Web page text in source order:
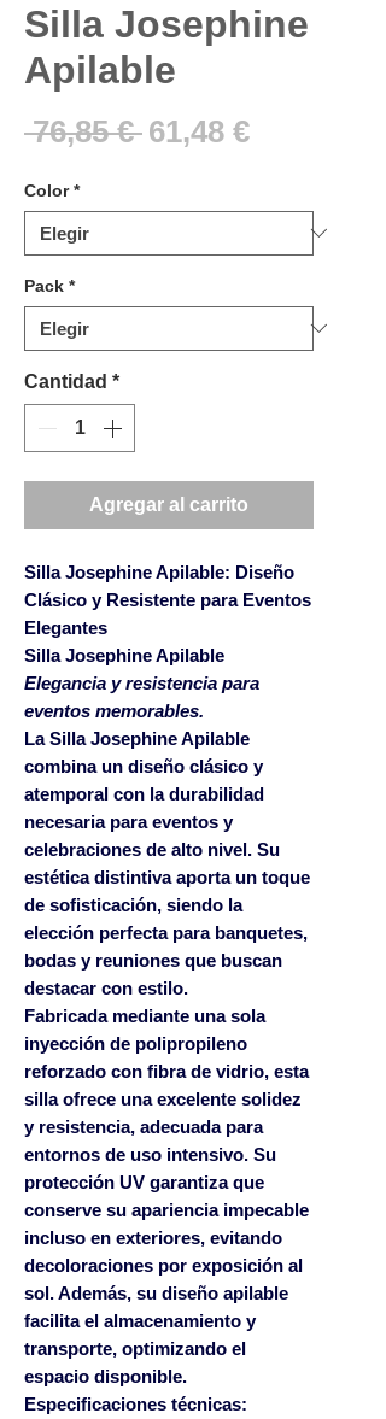
​​​​​​​Silla Josephine
Apilable
76,85 € Precio
61,48 €Precio
oferta
Color *
Pack *
Cantidad *
Agregar al carrito
Silla Josephine Apilable: Diseño
Clásico y Resistente para Eventos
Elegantes
Silla Josephine Apilable
Elegancia y resistencia para
eventos memorables.
LaSilla Josephine Apilable
combina un diseño clásico y
atemporal con la durabilidad
necesaria para eventos y
celebraciones de alto nivel. Su
estética distintiva aporta un toque
de sofisticación, siendo la
elección perfecta para banquetes,
bodas y reuniones que buscan
destacar con estilo.
Fabricada mediante una sola
inyección de polipropileno
reforzado con fibra de vidrio, esta
silla ofrece una excelente solidez
y resistencia, adecuada para
entornos de uso intensivo. Su
protección UV garantiza que
conserve su apariencia impecable
incluso en exteriores, evitando
decoloraciones por exposición al
sol. Además, su diseño apilable
facilita el almacenamiento y
transporte, optimizando el
espacio disponible.
Especificaciones técnicas: